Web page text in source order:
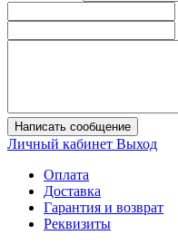
Написать сообщение
Личный кабинет Выход
Оплата
Доставка
Гарантия и возврат
Реквизиты